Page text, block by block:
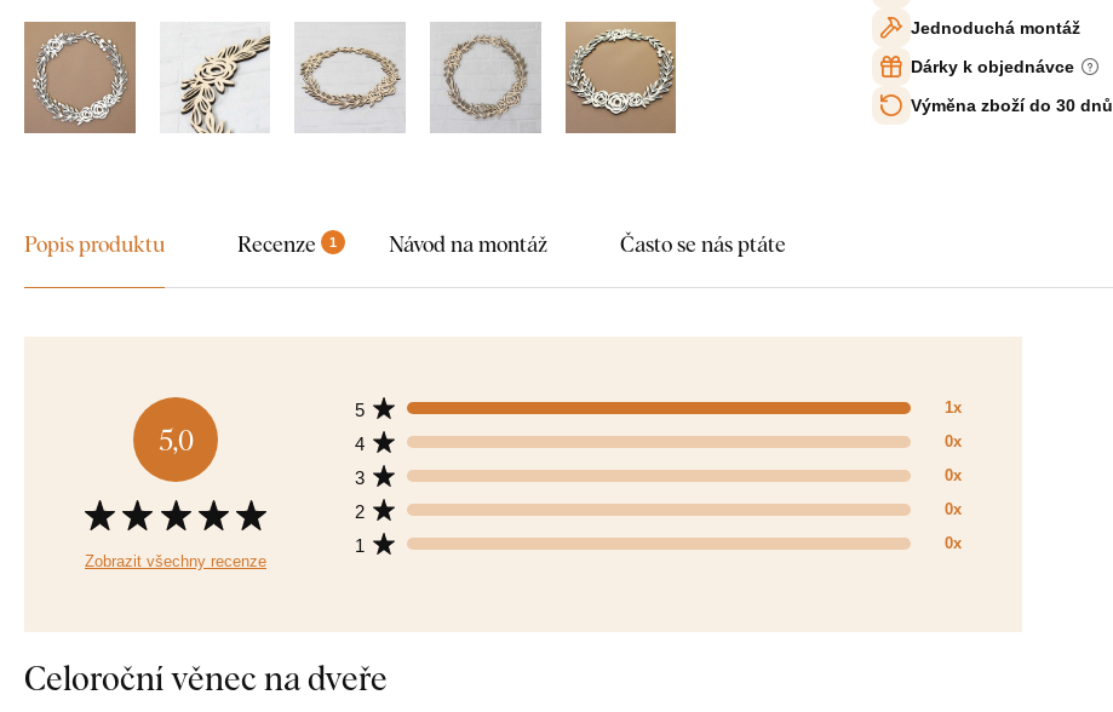
Jednoduchá montáž
Dárky k objednávce
Výměna zboží do 30 dnů
Popis produktu Recenze 1 Návod na montáž Často se nás ptáte
5,0
Zobrazit všechny recenze
1 0x
2 0x
3 0x
4 0x
5 1x
Celoroční věnec na dveře